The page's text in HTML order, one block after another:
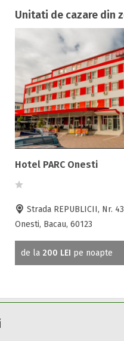
Unitati de cazare din
Hotel PARC Onesti
Strada REPUBLICII, Nr. 43
Onesti, Bacau, 60123
de la 200 LEI pe noapte
de cazare din toate zonele